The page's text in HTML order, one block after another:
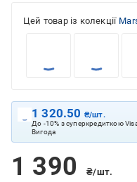
Цей товар із колекції
1 320.50 ₴/шт.
До -10% з суперкредиткою
Вигода
1 390 ₴/шт.